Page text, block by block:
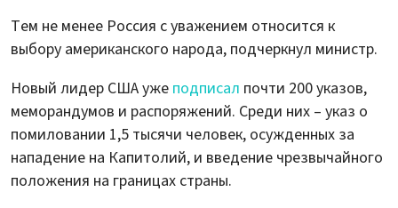
Тем не менее Россия с уважением относится к
выбору американского народа, подчеркнул министр.
Новый лидер США уже подписал почти 200 указов,
меморандумов и распоряжений. Среди них – указ о
помиловании 1,5 тысячи человек, осужденных за
нападение на Капитолий, и введение чрезвычайного
положения на границах страны.